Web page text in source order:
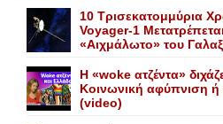
10 Τρισεκατομμύρια
Voyager-1
«Αιχμάλωτο» του
Η «woke ατζέντα»
Κοινωνική αφύπνιση ή
(video)